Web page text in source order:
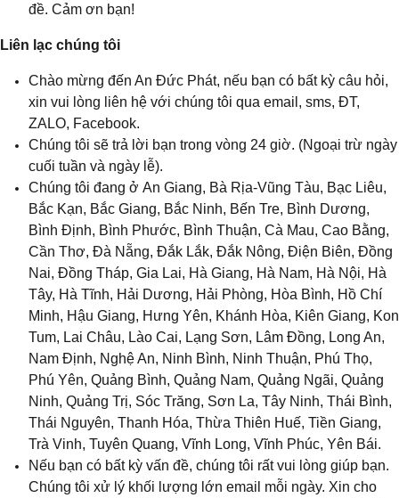
đề. Cảm ơn bạn!
Liên lạc chúng tôi
Chào mừng đến An Đức Phát, nếu bạn có bất kỳ câu hỏi,
xin vui lòng liên hệ với chúng tôi qua email, sms, ĐT,
ZALO, Facebook.
Chúng tôi sẽ trả lời bạn trong vòng 24 giờ. (Ngoại trừ ngày
cuối tuần và ngày lễ).
Chúng tôi đang ở An Giang, Bà Rịa-Vũng Tàu, Bạc Liêu,
Bắc Kạn, Bắc Giang, Bắc Ninh, Bến Tre, Bình Dương,
Bình Định, Bình Phước, Bình Thuận, Cà Mau, Cao Bằng,
Cần Thơ, Đà Nẵng, Đắk Lắk, Đắk Nông, Điện Biên, Đồng
Nai, Đồng Tháp, Gia Lai, Hà Giang, Hà Nam, Hà Nội, Hà
Tây, Hà Tĩnh, Hải Dương, Hải Phòng, Hòa Bình, Hồ Chí
Minh, Hậu Giang, Hưng Yên, Khánh Hòa, Kiên Giang, Kon
Tum, Lai Châu, Lào Cai, Lạng Sơn, Lâm Đồng, Long An,
Nam Định, Nghệ An, Ninh Bình, Ninh Thuận, Phú Thọ,
Phú Yên, Quảng Bình, Quảng Nam, Quảng Ngãi, Quảng
Ninh, Quảng Trị, Sóc Trăng, Sơn La, Tây Ninh, Thái Bình,
Thái Nguyên, Thanh Hóa, Thừa Thiên Huế, Tiền Giang,
Trà Vinh, Tuyên Quang, Vĩnh Long, Vĩnh Phúc, Yên Bái.
Nếu bạn có bất kỳ vấn đề, chúng tôi rất vui lòng giúp bạn.
Chúng tôi xử lý khối lượng lớn email mỗi ngày. Xin cho